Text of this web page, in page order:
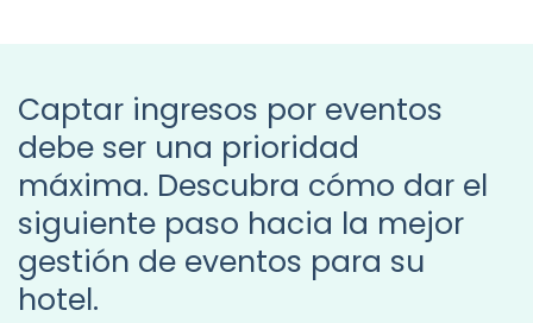
Captar ingresos por eventos
debe ser una prioridad
máxima. Descubra cómo dar el
siguiente paso hacia la mejor
gestión de eventos para su
hotel.